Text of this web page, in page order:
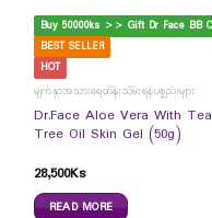
BEST SELLER
HOT
မျက်နှာအသားရေထိန်းသိမ်းရန်ပစ္စည်းများ
Dr.Face Aloe Vera With Tea
Tree Oil Skin Gel (50g)
28,500Ks
READ MORE